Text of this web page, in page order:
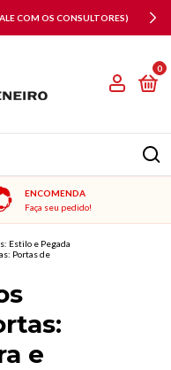
COM OS CONSULTORES)
0
ENCOMENDA
Faça seu pedido!
Estilo e Pegada
Portas de
e